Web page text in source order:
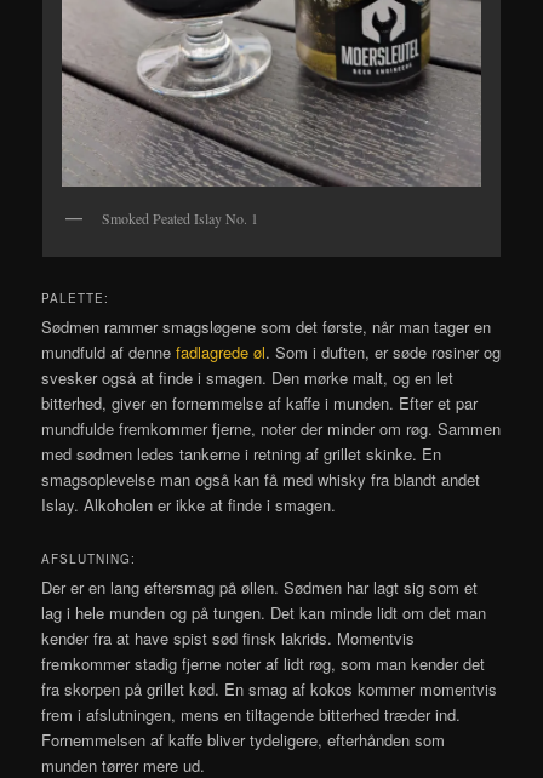
Smoked Peated Islay No. 1
PALETTE:
Sødmen rammer smagsløgene som det første, når man tager en
mundfuld af dennefadlagrede øl. Som i duften, er søde rosiner og
svesker også at finde i smagen. Den mørke malt, og en let
bitterhed, giver en fornemmelse af kaffe i munden. Efter et par
mundfulde fremkommer fjerne, noter der minder om røg. Sammen
med sødmen ledes tankerne i retning af grillet skinke. En
smagsoplevelse man også kan få med whisky fra blandt andet
Islay. Alkoholen er ikke at finde i smagen.
AFSLUTNING:
Der er en lang eftersmag på øllen. Sødmen har lagt sig som et
lag i hele munden og på tungen. Det kan minde lidt om det man
kender fra at have spist sød finsk lakrids. Momentvis
fremkommer stadig fjerne noter af lidt røg, som man kender det
fra skorpen på grillet kød. En smag af kokos kommer momentvis
frem i afslutningen, mens en tiltagende bitterhed træder ind.
Fornemmelsen af kaffe bliver tydeligere, efterhånden som
munden tørrer mere ud.